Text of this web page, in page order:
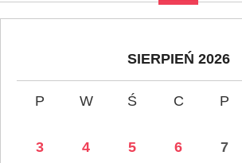
SIERPIEŃ 2026
P W Ś C P
3
4 5 6 7